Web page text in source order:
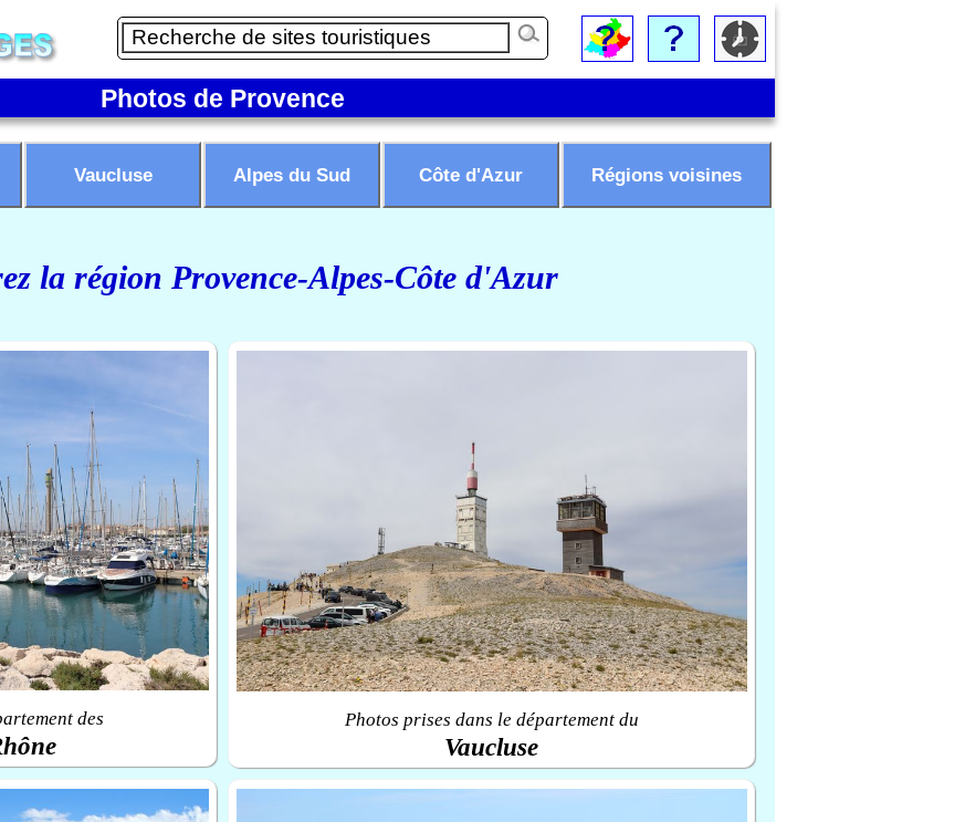
Photos de Provence
Vaucluse Alpes du Sud Côte d'Azur Régions voisines
la région Provence-Alpes-Côte d'Azur
des Photos prises dans le département du
Vaucluse